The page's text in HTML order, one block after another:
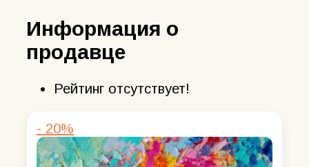
Информация о
продавце
Рейтинг отсутствует!
- 20%